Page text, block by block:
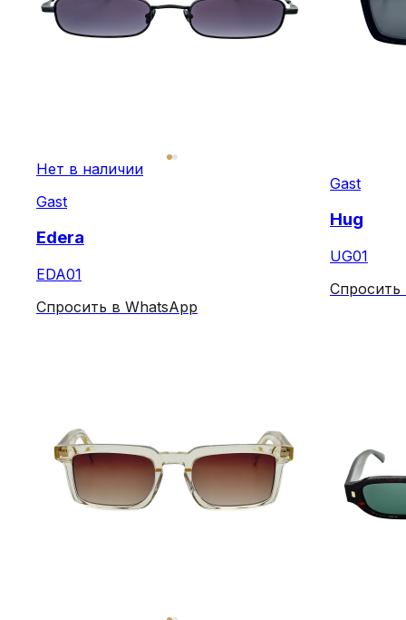
Нет в наличии
Gast
Edera
EDA01
Спросить в WhatsApp
Gast
Hug
UG01
Спросить